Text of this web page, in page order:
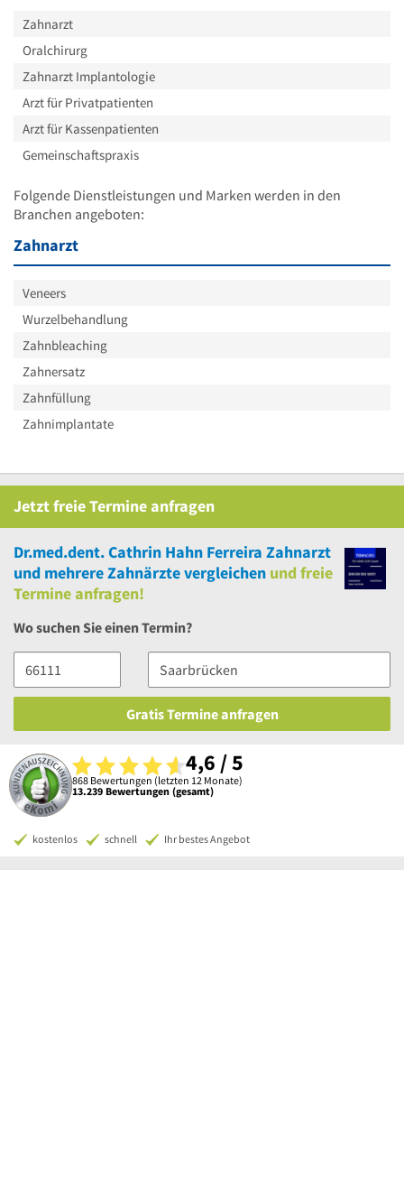
Zahnarzt
Oralchirurg
Zahnarzt Implantologie
Arzt für Privatpatienten
Arzt für Kassenpatienten
Gemeinschaftspraxis
Folgende Dienstleistungen und Marken werden in den
Branchen angeboten:
Zahnarzt
Veneers
Wurzelbehandlung
Zahnbleaching
Zahnersatz
Zahnfüllung
Zahnimplantate
JetztfreieTermine anfragen
Dr.med.dent. Cathrin Hahn Ferreira Zahnarzt
und mehrereZahnärzte vergleichen undfreie
Termine anfragen!
Wo suchen Sie einen Termin?
Gratis Termine anfragen
4,6 / 5
868 Bewertungen (letzten 12 Monate)
13.239 Bewertungen (gesamt)
kostenlos schnell Ihr bestes Angebot